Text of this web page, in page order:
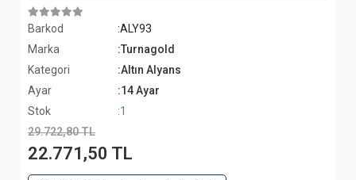
Barkod
:ALY93
Marka
:Turnagold
Kategori
:Altın Alyans
Ayar
:14 Ayar
Stok
:1
29.722,80 TL
22.771,50 TL